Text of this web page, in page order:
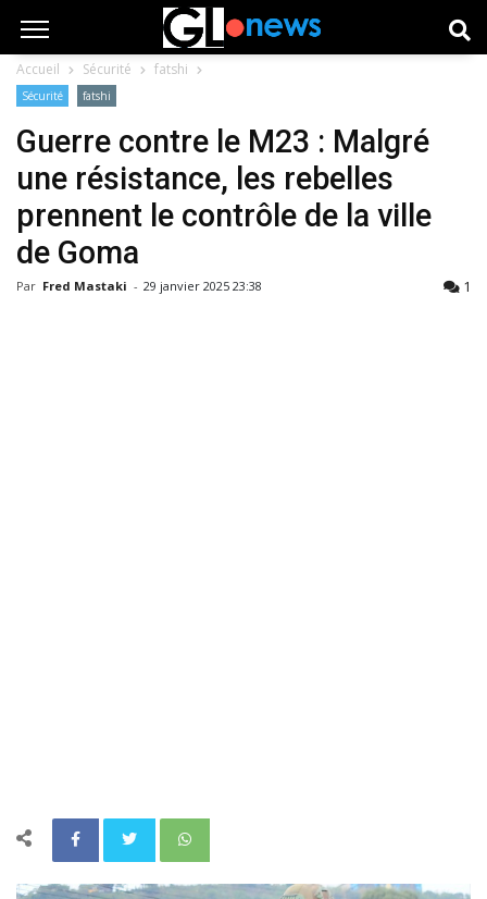
Accueil Sécurité fatshi
Sécurité fatshi
Guerre contre le M23 : Malgré
une résistance, les rebelles
prennent le contrôle de la ville
de Goma
Par Fred Mastaki - 29 janvier 2025 23:38 1